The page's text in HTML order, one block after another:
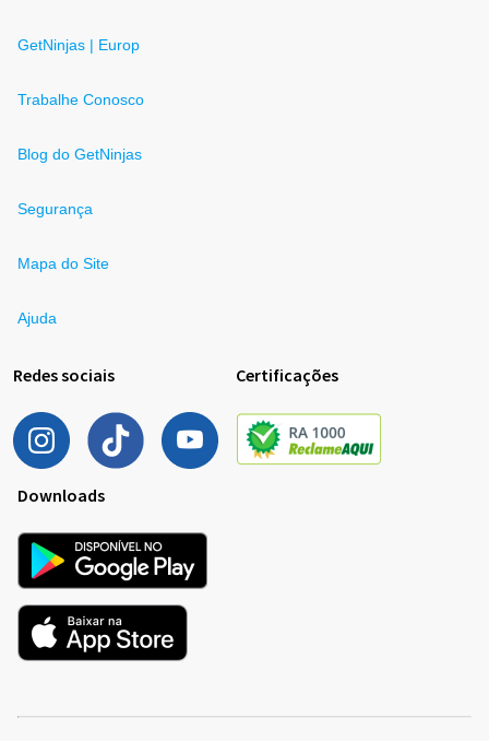
GetNinjas | Europ
Trabalhe Conosco
Blog do GetNinjas
Segurança
Mapa do Site
Ajuda
Redes sociais Certificações
Downloads